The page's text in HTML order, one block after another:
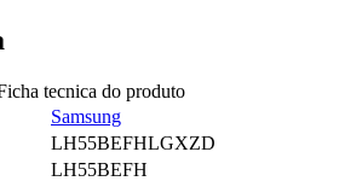
tecnica do produto
Samsung
LH55BEFHLGXZD
LH55BEFH